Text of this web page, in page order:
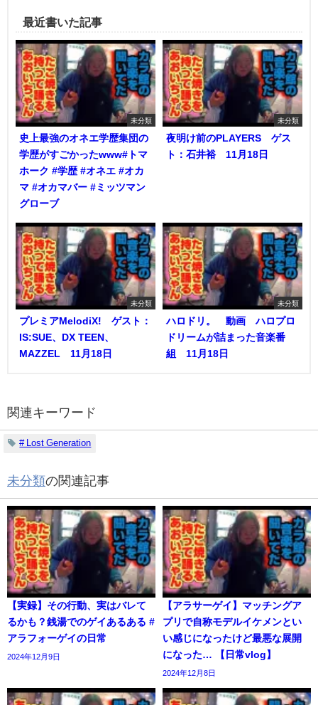
最近書いた記事
未分類
史上最強のオネエ学歴集団の
学歴がすごかったwww#トマ
ホーク #学歴 #オネエ #オカ
マ #オカマバー #ミッツマン
グローブ
未分類
夜明け前のPLAYERS ゲス
ト：石井裕 11月18日
未分類
プレミアMelodiX! ゲスト：
IS:SUE、DX TEEN、
MAZZEL 11月18日
未分類
ハロドリ。 動画 ハロプロ
ドリームが詰まった音楽番
組 11月18日
関連キーワード
# Lost Generation
未分類の関連記事
【実録】その行動、実はバレて
るかも？銭湯でのゲイあるある #
アラフォーゲイの日常
2024年12月9日
【アラサーゲイ】マッチングア
プリで自称モデルイケメンとい
い感じになったけど最悪な展開
になった… 【日常vlog】
2024年12月8日